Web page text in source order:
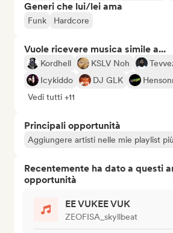
Generi che lui/lei ama
Funk Hardcore
Vuole ricevere musica simile a...
Kordhell KSLV Noh
Icykiddo
DJ GLK
Vedi tutti +11
Principali opportunità
Aggiungere artisti nelle mie playlist
Recentemente ha dato a questi
opportunità
EE VUKEE VUK
ZEOFISA_skyllbeat